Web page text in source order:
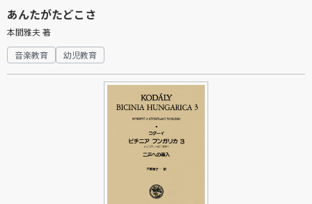
あんたがたどこさ
本間雅夫 著
音楽教育
幼児教育